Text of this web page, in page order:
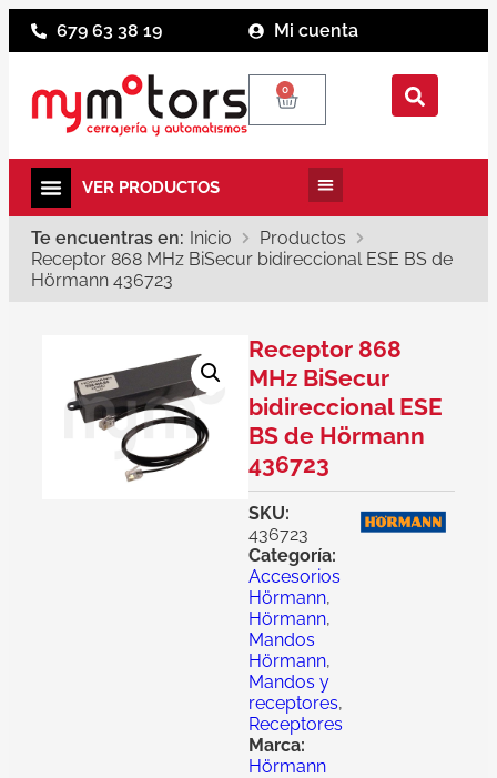
679 63 38 19 Mi cuenta
0
Te encuentras en: Inicio
Productos
Receptor 868 MHz BiSecur bidireccional ESE BS de
Hörmann 436723
Receptor 868
MHz BiSecur
bidireccional ESE
BS de Hörmann
436723
SKU:
436723
Categoría:
Accesorios
Hörmann,
Hörmann,
Mandos
Hörmann,
Mandos y
receptores,
Receptores
Marca:
Hörmann